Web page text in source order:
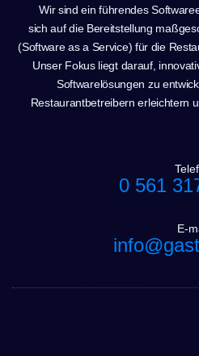
Wir sind ein führendes
sich auf die Bereitstellung
(Software as a Service) für die
Unser Fokus liegt darauf,
Softwarelösungen zu
Restaurantbetreibern erleichtern
0 561
E-